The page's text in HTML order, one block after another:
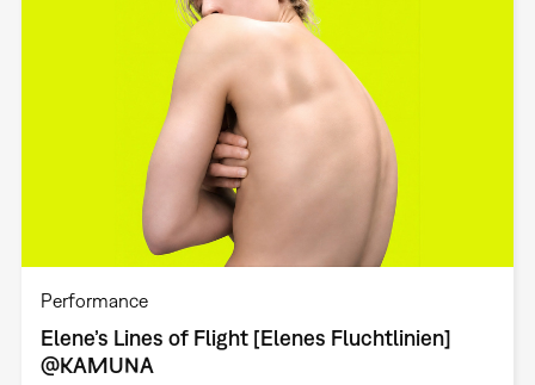
Performance
Elene’s Lines of Flight [Elenes Fluchtlinien]
@KAMUNA